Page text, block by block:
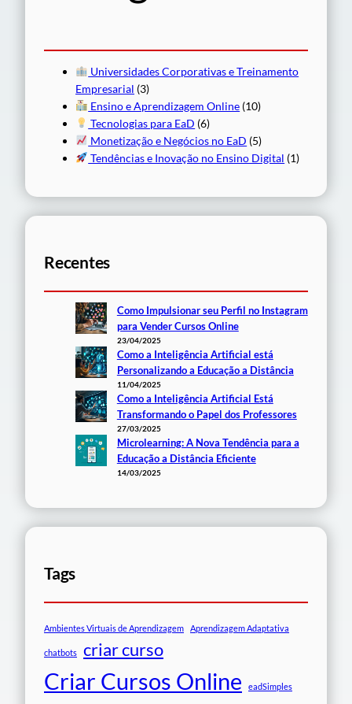
Universidades Corporativas e Treinamento
Empresarial (3)
Ensino e Aprendizagem Online (10)
Tecnologias para EaD (6)
Monetização e Negócios no EaD (5)
Tendências e Inovação no Ensino Digital (1)
Recentes
Como Impulsionar seu Perfil no Instagram
para Vender Cursos Online
23/04/2025
Como a Inteligência Artificial está
Personalizando a Educação a Distância
11/04/2025
Como a Inteligência Artificial Está
Transformando o Papel dos Professores
27/03/2025
Microlearning: A Nova Tendência para a
Educação a Distância Eficiente
14/03/2025
Tags
Ambientes Virtuais de Aprendizagem Aprendizagem Adaptativa
chatbots criar curso
Criar Cursos Online eadSimples